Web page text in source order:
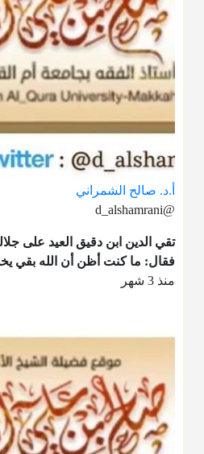
أ.د. صالح الشمراني
@d_alshamrani
تقي الدين ابن دقيق العيد على
فقال: ما كنت أظن أن الله بقي
منذ 3 شهر